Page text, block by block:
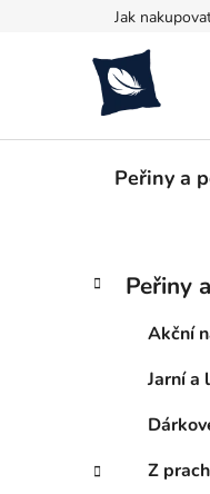
Jak
Peřiny a
P
n
Přeskočit
kategorie
K
a
e
Peřiny
Akční
Jarní a
Z